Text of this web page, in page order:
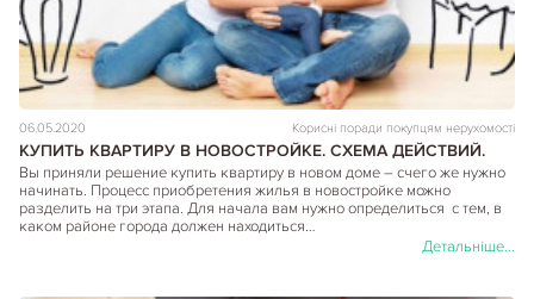
06.05.2020 Корисні поради покупцям нерухомості
КУПИТЬ КВАРТИРУ В НОВОСТРОЙКЕ. СХЕМА ДЕЙСТВИЙ.
Вы приняли решение купить квартиру в новом доме – счего же нужно
начинать. Процесс приобретения жилья в новостройке можно
разделить на три этапа. Для начала вам нужно определиться с тем, в
каком районе города должен находиться…
Детальніше...